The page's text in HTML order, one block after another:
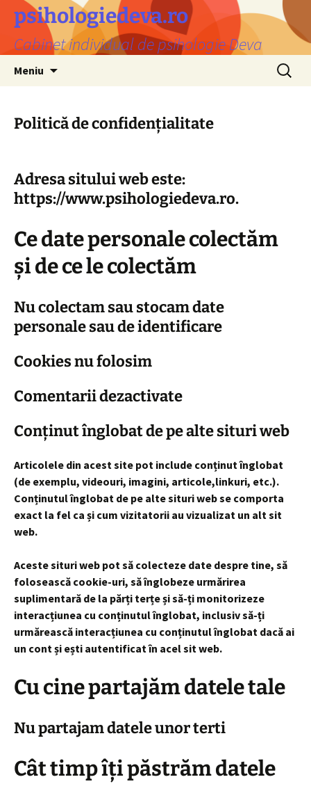
conținut
psihologiedeva.ro
Cabinet individual de psihologie Deva
Meniu
Caută
după:
Politică de confidențialitate
Adresa sitului web este:
https://www.psihologiedeva.ro.
Ce date personale colectăm
și de ce le colectăm
Nu colectam sau stocam date
personale sau de identificare
Cookies nu folosim
Comentarii dezactivate
Conținut înglobat de pe alte situri web
Articolele din acest site pot include conținut înglobat
(de exemplu, videouri, imagini, articole,linkuri, etc.).
Conținutul înglobat de pe alte situri web se comporta
exact la fel ca și cum vizitatorii au vizualizat un alt sit
web.
Aceste situri web pot să colecteze date despre tine, să
folosească cookie-uri, să înglobeze urmărirea
suplimentară de la părți terțe și să-ți monitorizeze
interacțiunea cu conținutul înglobat, inclusiv să-ți
urmărească interacțiunea cu conținutul înglobat dacă ai
un cont și ești autentificat în acel sit web.
Cu cine partajăm datele tale
Nu partajam datele unor terti
Cât timp îți păstrăm datele